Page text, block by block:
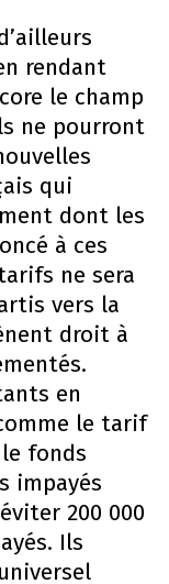
rendant
le champ
ne pourront
qui
dont les
à ces
ne sera
vers la
droit à
en
le tarif
fonds
impayés
200 000
Ils